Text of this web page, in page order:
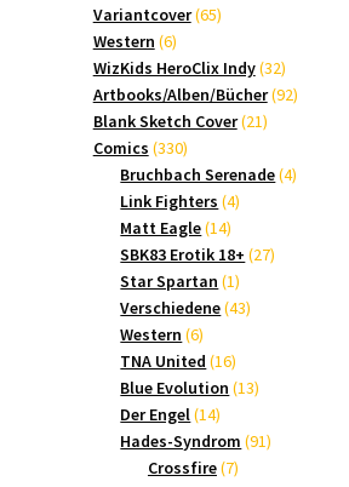
Variantcover 6565
Western 66
Produkte
WizKids HeroClix Indy 3232
Produkte
Artbooks/Alben/Bücher 9292
Blank Sketch Cover 2121
Comics 330330
Produkte
Bruchbach Serenade 44
Link Fighters 44
Matt Eagle 1414
Produkte
SBK83 Erotik 18+ 2727
Star Spartan 11
Produkt
Verschiedene 4343
Western 66
Produkte
TNA United 1616
Produkte
Blue Evolution 1313
Der Engel 1414
Produkte
Hades-Syndrom 9191
Crossfire 77